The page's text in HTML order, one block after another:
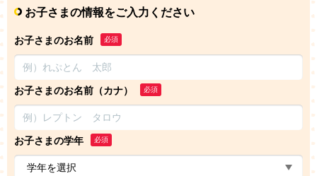
お子さまの情報をご入力ください
お子さまのお名前 必須
お子さまのお名前（カナ） 必須
お子さまの学年 必須